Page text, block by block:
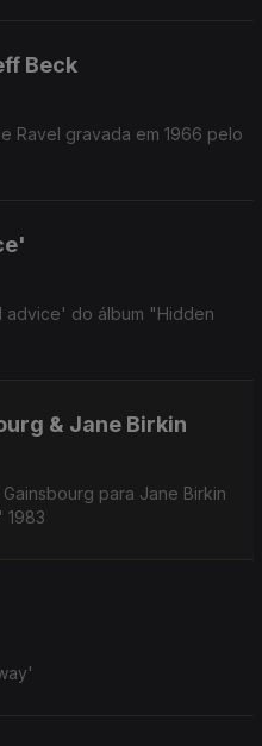
Beck
Ravel gravada em 1966 pelo
advice' do álbum "Hidden
& Jane Birkin
para Jane Birkin
1983